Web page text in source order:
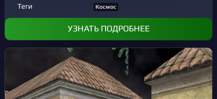
Теги Космос
УЗНАТЬ ПОДРОБНЕЕ